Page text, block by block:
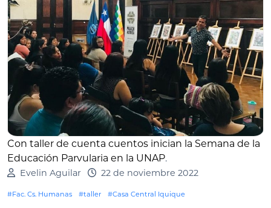
Con taller de cuenta cuentos inician la Semana de la
Educación Parvularia en la UNAP.
Evelin Aguilar 22 de noviembre 2022
#Fac. Cs. Humanas #taller #Casa Central Iquique